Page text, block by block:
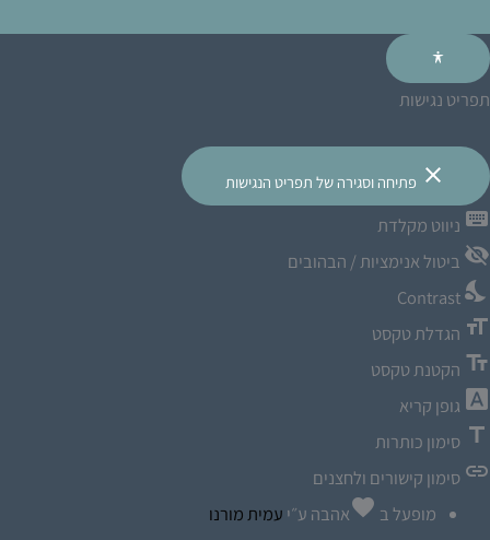
תפריט נגישות
close פתיחה וסגירה של תפריט הנגישות
keyboard ניווט מקלדת
visibility_off ביטול אנימציות / הבהובים
nights_stay
Contrast
format_size הגדלת טקסט
text_fields הקטנת טקסט
font_download גופן קריא
title סימון כותרות
link סימון קישורים ולחצנים
מופעל ב favoriteאהבה ע״י עמית מורנו